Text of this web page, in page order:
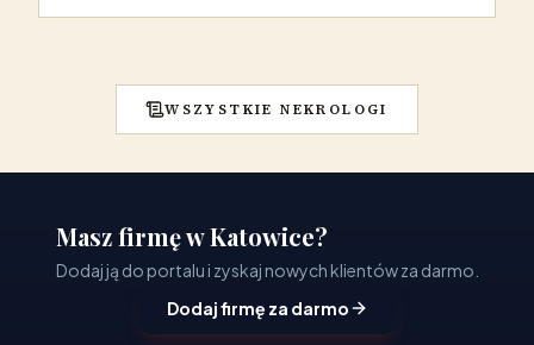
WSZYSTKIE NEKROLOGI
Masz firmę w Katowice?
Dodaj ją do portalu i zyskaj nowych klientów za darmo.
Dodaj firmę za darmo